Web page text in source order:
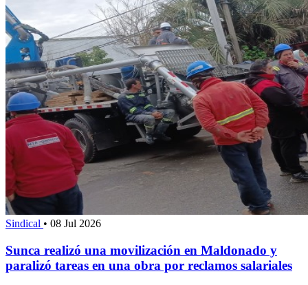
Sindical • 08 Jul 2026
Sunca realizó una movilización en Maldonado y
paralizó tareas en una obra por reclamos salariales